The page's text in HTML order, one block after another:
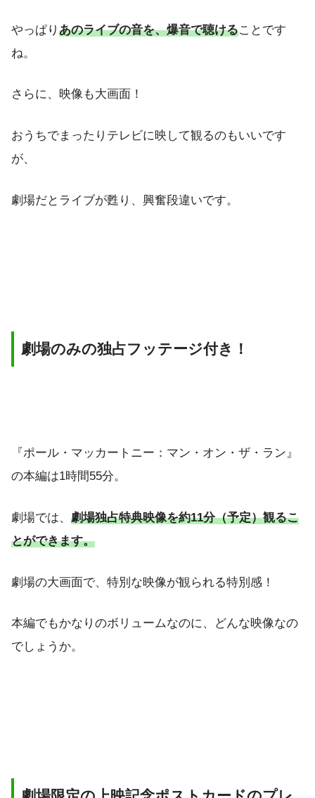
やっぱり あのライブの音を、爆音で聴けることです
ね。
さらに、映像も大画面！
おうちでまったりテレビに映して観るのもいいです
が、
劇場だとライブが甦り、興奮段違いです。
劇場のみの独占フッテージ付き！
『ポール・マッカートニー：マン・オン・ザ・ラン』
の本編は1時間55分。
劇場では、 劇場独占特典映像を約11分（予定）観るこ
とができます。
劇場の大画面で、特別な映像が観られる特別感！
本編でもかなりのボリュームなのに、どんな映像なの
でしょうか。